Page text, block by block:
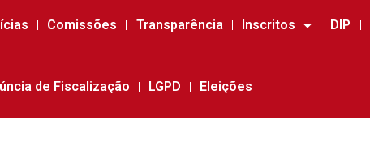
Comissões Transparência Inscritos DIP
de Fiscalização LGPD Eleições